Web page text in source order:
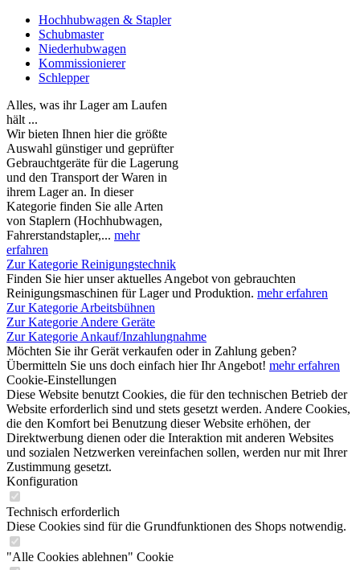
Hochhubwagen & Stapler
Schubmaster
Niederhubwagen
Kommissionierer
Schlepper
Alles, was ihr Lager am Laufen
hält ...
Wir bieten Ihnen hier die größte
Auswahl günstiger und geprüfter
Gebrauchtgeräte für die Lagerung
und den Transport der Waren in
ihrem Lager an. In dieser
Kategorie finden Sie alle Arten
von Staplern (Hochhubwagen,
Fahrerstandstapler,... mehr
erfahren
Zur Kategorie Reinigungstechnik
Finden Sie hier unser aktuelles Angebot von gebrauchten
Reinigungsmaschinen für Lager und Produktion. mehr erfahren
Zur Kategorie Arbeitsbühnen
Zur Kategorie Andere Geräte
Zur Kategorie Ankauf/Inzahlungnahme
Möchten Sie ihr Gerät verkaufen oder in Zahlung geben?
Übermitteln Sie uns doch einfach hier Ihr Angebot! mehr erfahren
Cookie-Einstellungen
Diese Website benutzt Cookies, die für den technischen Betrieb der
Website erforderlich sind und stets gesetzt werden. Andere Cookies,
die den Komfort bei Benutzung dieser Website erhöhen, der
Direktwerbung dienen oder die Interaktion mit anderen Websites
und sozialen Netzwerken vereinfachen sollen, werden nur mit Ihrer
Zustimmung gesetzt.
Konfiguration
Technisch erforderlich
Diese Cookies sind für die Grundfunktionen des Shops notwendig.
"Alle Cookies ablehnen" Cookie